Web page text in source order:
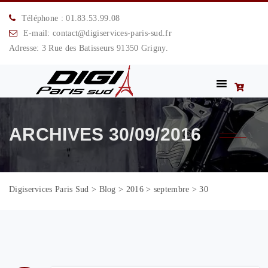
Téléphone : 01.83.53.99.08
E-mail: contact@digiservices-paris-sud.fr
Adresse: 3 Rue des Batisseurs 91350 Grigny.
ARCHIVES 30/09/2016
Digiservices Paris Sud > Blog > 2016> septembre >30